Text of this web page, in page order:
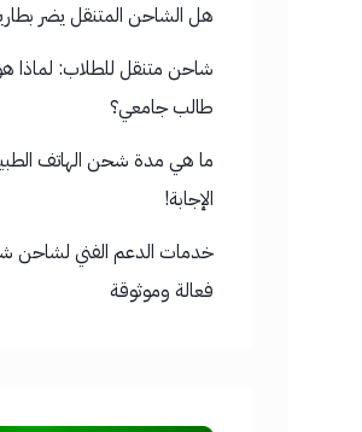
هل الشاحن المتنقل يضر
شاحن متنقل للطلاب: لماذا
طالب جامعي؟
ما هي مدة شحن الهاتف
الإجابة!
خدمات الدعم الفني لشاحن
فعالة وموثوقة